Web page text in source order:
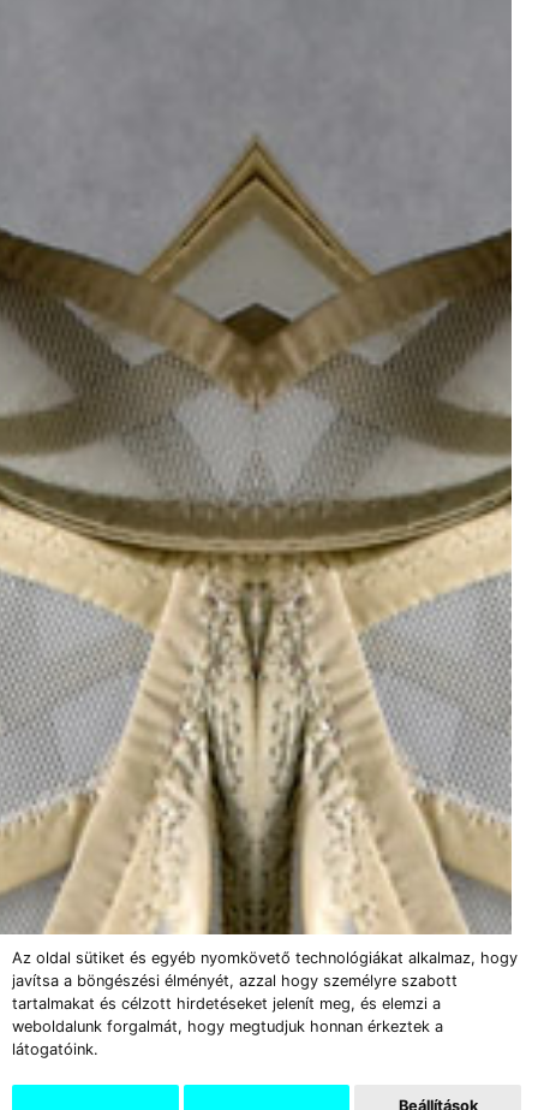
Az oldal sütiket és egyéb nyomkövető technológiákat alkalmaz, hogy
javítsa a böngészési élményét, azzal hogy személyre szabott
tartalmakat és célzott hirdetéseket jelenít meg, és elemzi a
weboldalunk forgalmát, hogy megtudjuk honnan érkeztek a
látogatóink.
Beállítások